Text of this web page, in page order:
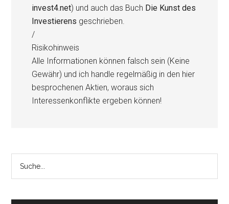
invest4.net) und auch das Buch Die Kunst des
Investierens geschrieben.
/
Risikohinweis
Alle Informationen können falsch sein (Keine
Gewähr) und ich handle regelmäßig in den hier
besprochenen Aktien, woraus sich
Interessenkonflikte ergeben können!